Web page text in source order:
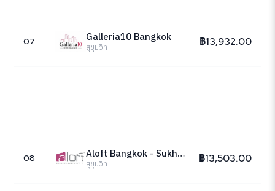
07 Galleria10 Bangkok
สุขุมวิท ฿13,932.00
08 Aloft Bangkok - Sukhumvit 11
สุขุมวิท ฿13,503.00